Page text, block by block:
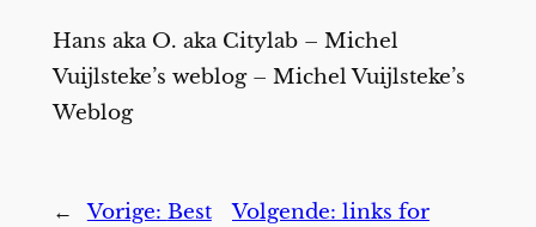
Hans aka O. aka Citylab – Michel
Vuijlsteke’s weblog – Michel Vuijlsteke’s
Weblog
← Vorige: Best
Volgende: links for